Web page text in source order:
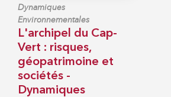
Dynamiques
Environnementales
L'archipel du Cap-
Vert : risques,
géopatrimoine et
sociétés -
Dynamiques